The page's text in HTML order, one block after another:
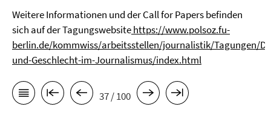
Weitere Informationen und der Call for Papers befinden
sich auf der Tagungswebsitehttps://www.polsoz.fu-
berlin.de/kommwiss/arbeitsstellen/journalistik/Tagungen/
und-Geschlecht-im-Journalismus/index.html
37 / 100